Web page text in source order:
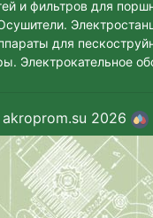
и фильтров для
для
Электрокательное
2026